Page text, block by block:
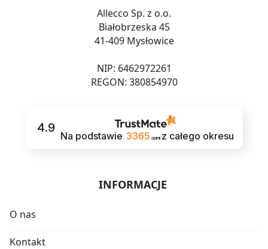
Allecco Sp. z o.o.
Białobrzeska 45
41-409 Mysłowice
NIP: 6462972261
REGON: 380854970
4.9
Na podstawie 3365 opinii z całego okresu
INFORMACJE
O nas
Kontakt